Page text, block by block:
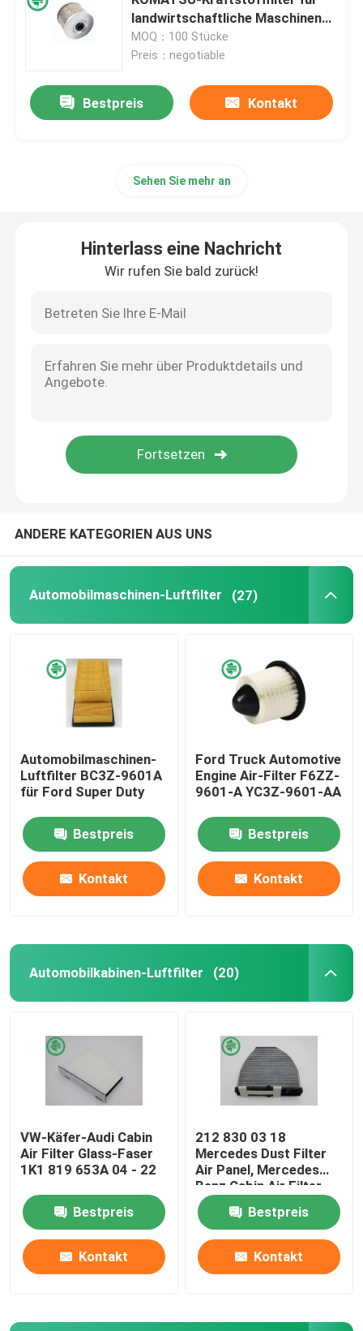
Automobil-Kraftstofffilter
Patronen-Ölfilter
Automatikgetriebe-Filter
Baugerät-Filter
landwirtschaftliche Maschinen
Yanmar Bautz
MOQ：100 Stücke
Preis：negotiable
Bestpreis Kontakt
Sehen Sie mehr an
Hinterlass eine Nachricht
Wir rufen Sie bald zurück!
ANDERE KATEGORIEN AUS UNS
Automobilmaschinen-Luftfilter (27)
Automobilmaschinen-
Luftfilter BC3Z-9601A
für Ford Super Duty
Bestpreis
Kontakt
Ford Truck Automotive
Engine Air-Filter F6ZZ-
9601-A YC3Z-9601-AA
Bestpreis
Kontakt
Automobilkabinen-Luftfilter (20)
VW-Käfer-Audi Cabin
Air Filter Glass-Faser
1K1 819 653A 04 - 22
Bestpreis
Kontakt
212 830 03 18
Mercedes Dust Filter
Air Panel, Mercedes
Benz Cabin Air Filter
Bestpreis
Kontakt